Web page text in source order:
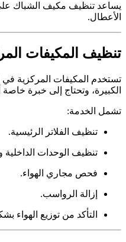
يساعد تنظيف مكيف الشباك على
الأعطال.
تنظيف المكيفات
تستخدم المكيفات المركزية في
الكبيرة، وتحتاج إلى خبرة خاصة
تشمل الخدمة:
تنظيف الفلاتر الرئيسية.
تنظيف الوحدات الداخلية
فحص مجاري الهواء.
إزالة الرواسب.
التأكد من توزيع الهواء